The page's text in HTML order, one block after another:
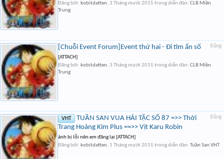
Đăng bởi: kobitdatten, 3 Tháng mười 2015 trong diễn đàn: CLB Miền
Trung
Đăng
[Chuỗi Event Forum]Event thứ hai - Đi tìm ẩn số
[ATTACH]
Đăng bởi: kobitdatten, 3 Tháng mười 2015 trong diễn đàn: CLB Miền
Trung
Đăng
VHT
TUẦN SAN VUA HẢI TẶC SỐ 87 =>> Thời
Trang Hoàng Kim Plus ==>> Vịt Karu Robin
ảnh bị lỗi nên em đăng lại [ATTACH]
Đăng bởi: kobitdatten, 1 Tháng mười 2015 trong diễn đàn: Tuần San VHT